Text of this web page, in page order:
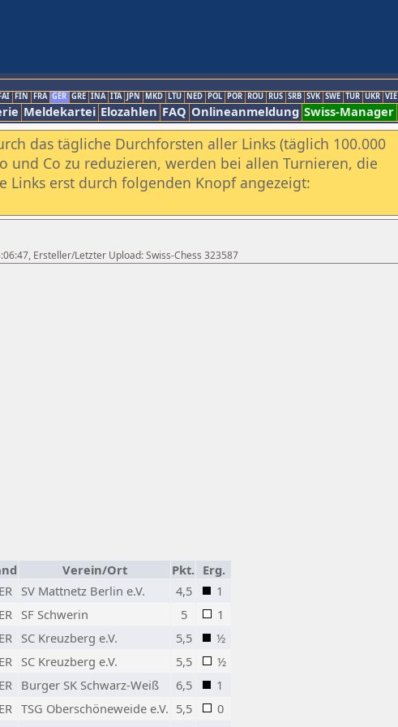
FIN FRA GER GRE INA ITA JPN MKD LTU NED POL POR ROU RUS SRB SVK SWE TUR UKR VIE
Meldekartei Elozahlen FAQ Onlineanmeldung Swiss-Manager
das tägliche Durchforsten aller Links (täglich 100.000
und Co zu reduzieren, werden bei allen Turnieren, die
Links erst durch folgenden Knopf angezeigt:
Ersteller/Letzter Upload: Swiss-Chess 323587
Verein/Ort Pkt. Erg.
SV Mattnetz Berlin e.V. 4,5
1
SF Schwerin 5
1
SC Kreuzberg e.V. 5,5
½
SC Kreuzberg e.V. 5,5
½
Burger SK Schwarz-Weiß 6,5
1
TSG Oberschöneweide e.V. 5,5
0